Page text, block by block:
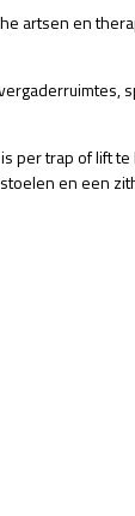
artsen en
per trap of lift
en een